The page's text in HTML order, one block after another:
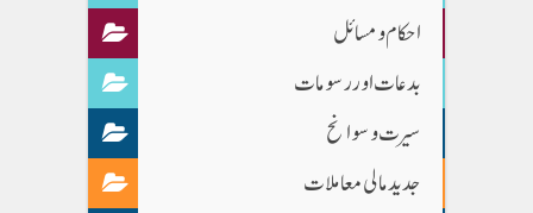
احکام و مسائل
بدعات اور رسومات
سیرت و سوانح
جدید مالی معاملات